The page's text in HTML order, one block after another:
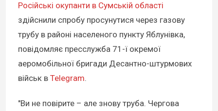
Російські окупанти в Сумській області
здійснили спробу просунутися через газову
трубу в районі населеного пункту Яблунівка,
повідомляє пресслужба 71-ї окремої
аеромобільної бригади Десантно-штурмових
військ в Telegram.
"Ви не повірите – але знову труба. Чергова